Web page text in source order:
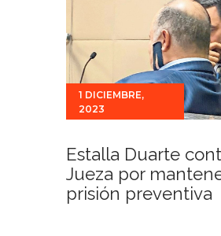
Eventos
Promociones
Noticias
Para ti
1 DICIEMBRE,
2023
Estalla Duarte
Jueza por
prisión preventiva